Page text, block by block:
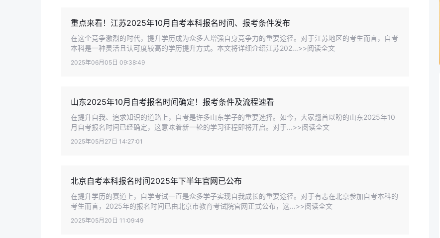
重点来看！江苏2025年10月自考本科报名时间、报考条件发布
在这个竞争激烈的时代，提升学历成为众多人增强自身竞争力的重要途径。对于江苏地区的考生而言，自考
本科是一种灵活且认可度较高的学历提升方式。本文将详细介绍江苏202...>>阅读全文
2025年06月05日 09:38:49
山东2025年10月自考报名时间确定！报考条件及流程速看
在提升自我、追求知识的道路上，自考是许多山东学子的重要选择。如今，大家翘首以盼的山东2025年10
月自考报名时间已经确定，这意味着新一轮的学习征程即将开启。对于...>>阅读全文
2025年05月27日 14:27:01
北京自考本科报名时间2025年下半年官网已公布
在提升学历的赛道上，自学考试一直是众多学子实现自我成长的重要途径。对于有志在北京参加自考本科的
考生而言，2025年的报名时间已由北京市教育考试院官网正式公布，这...>>阅读全文
2025年05月20日 11:09:49